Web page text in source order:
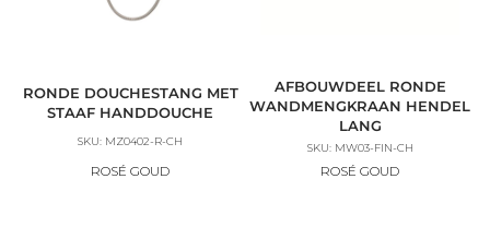
ROSÉ GOUD
RONDE DOUCHESTANG MET
STAAF HANDDOUCHE
SKU: MZ0402-R-CH
ROSÉ GOUD
AFBOUWDEEL RONDE
WANDMENGKRAAN HENDEL
LANG
SKU: MW03-FIN-CH